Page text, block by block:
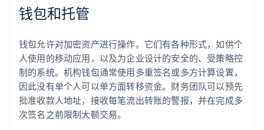
钱包和托管
钱包允许对加密资产进行操作。它们有各种形式，如供个
人使用的移动应用，以及为企业设计的安全的、受策略控
制的系统。机构钱包通常使用多重签名或多方计算设置，
因此没有单个人可以单方面转移资金。财务团队可以预先
批准收款人地址，接收每笔流出转账的警报，并在完成多
次签名之前限制大额交易。